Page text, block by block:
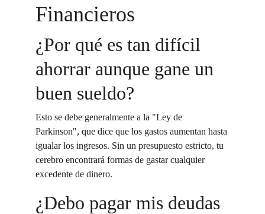
Financieros
¿Por qué es tan difícil
ahorrar aunque gane un
buen sueldo?
Esto se debe generalmente a la "Ley de
Parkinson", que dice que los gastos aumentan hasta
igualar los ingresos. Sin un presupuesto estricto, tu
cerebro encontrará formas de gastar cualquier
excedente de dinero.
¿Debo pagar mis deudas